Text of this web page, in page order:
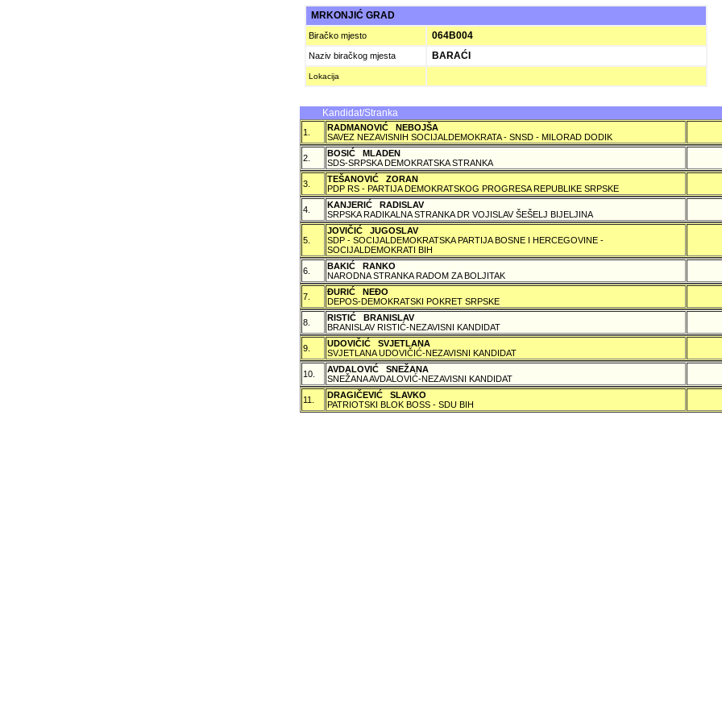
MRKONJIĆ GRAD
Biračko mjesto 064B004
Naziv biračkog mjesta BARAĆI
Lokacija
Kandidat/Stranka
1.
RADMANOVIĆ NEBOJŠA
SAVEZ NEZAVISNIH SOCIJALDEMOKRATA - SNSD - MILORAD DODIK
2.
BOSIĆ MLADEN
SDS-SRPSKA DEMOKRATSKA STRANKA
3.
TEŠANOVIĆ ZORAN
PDP RS - PARTIJA DEMOKRATSKOG PROGRESA REPUBLIKE SRPSKE
4.
KANJERIĆ RADISLAV
SRPSKA RADIKALNA STRANKA DR VOJISLAV ŠEŠELJ BIJELJINA
5.
JOVIČIĆ JUGOSLAV
SDP - SOCIJALDEMOKRATSKA PARTIJA BOSNE I HERCEGOVINE -
SOCIJALDEMOKRATI BIH
6.
BAKIĆ RANKO
NARODNA STRANKA RADOM ZA BOLJITAK
7.
ÐURIĆ NEÐO
DEPOS-DEMOKRATSKI POKRET SRPSKE
8.
RISTIĆ BRANISLAV
BRANISLAV RISTIĆ-NEZAVISNI KANDIDAT
9.
UDOVIČIĆ SVJETLANA
SVJETLANA UDOVIČIĆ-NEZAVISNI KANDIDAT
10.
AVDALOVIĆ SNEŽANA
SNEŽANA AVDALOVIĆ-NEZAVISNI KANDIDAT
11.
DRAGIČEVIĆ SLAVKO
PATRIOTSKI BLOK BOSS - SDU BIH